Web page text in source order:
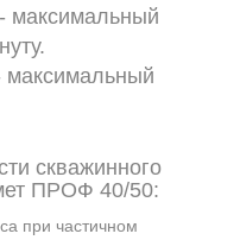
максимальный
максимальный
скважинного
ПРОФ 40/50:
при частичном